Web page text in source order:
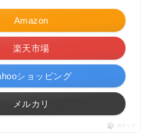
Amazon
楽天市場
ショッピング
メルカリ
ポチップ